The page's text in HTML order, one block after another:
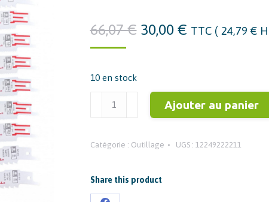
66,07€ Le
66,07 €.
30,00 €Le
30,00 €.
TTC ( 24,79 €
10 en stock
quantité
Set
lames
Sawzall
Ajouter au panier
Catégorie : Outillage UGS : 12249222211
Share this product